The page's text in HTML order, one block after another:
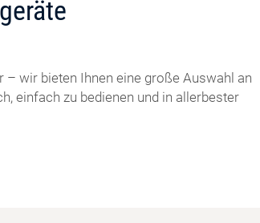
– wir bieten Ihnen eine große Auswahl an
einfach zu bedienen und in allerbester